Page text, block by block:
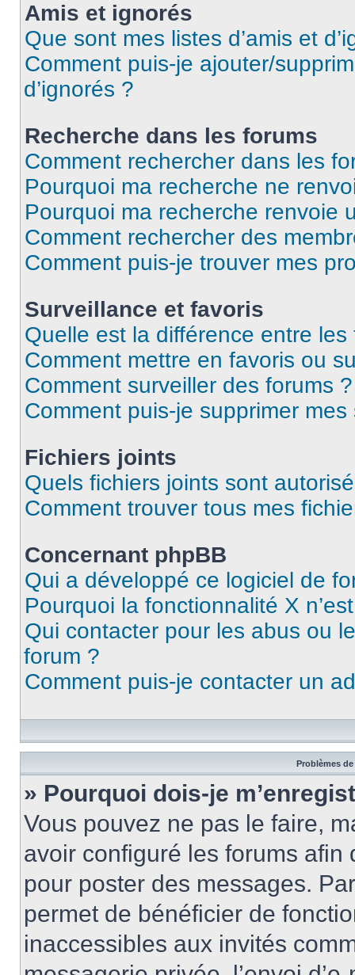
Amis et ignorés
Que sont mes listes d’amis et
Comment puis-je ajouter/
d’ignorés ?
Recherche dans les forums
Comment rechercher dans les
Pourquoi ma recherche ne
Pourquoi ma recherche renvoie
Comment rechercher des
Comment puis-je trouver mes
Surveillance et favoris
Quelle est la différence entre
Comment mettre en favoris ou
Comment surveiller des forums ?
Comment puis-je supprimer
Fichiers joints
Quels fichiers joints sont
Comment trouver tous mes
Concernant phpBB
Qui a développé ce logiciel de
Pourquoi la fonctionnalité X
Qui contacter pour les abus ou
forum ?
Comment puis-je contacter un
Problèmes
» Pourquoi dois-je
Vous pouvez ne pas le faire,
avoir configuré les forums afin
pour poster des messages.
permet de bénéficier de
inaccessibles aux invités